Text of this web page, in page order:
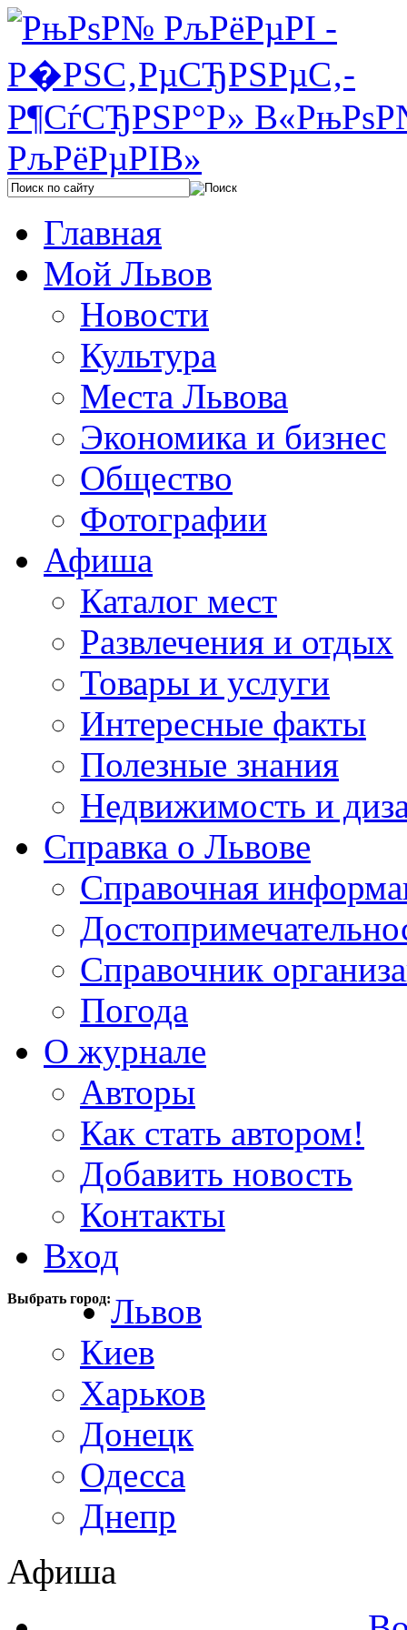
Главная
Мой Львов
Новости
Культура
Места Львова
Экономика и бизнес
Общество
Фотографии
Афиша
Каталог мест
Развлечения и отдых
Товары и услуги
Интересные факты
Полезные знания
Недвижимость и
Справка о Львове
Справочная
Справочник
Погода
О журнале
Авторы
Как стать автором!
Добавить новость
Контакты
Вход
Выбрать город:Львов
Киев
Харьков
Донецк
Одесса
Днепр
Афиша